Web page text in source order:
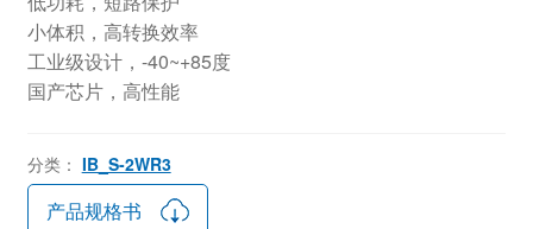
小体积，高转换效率
工业级设计，-40~+85度
国产芯片，高性能
分类： IB_S-2WR3
产品规格书